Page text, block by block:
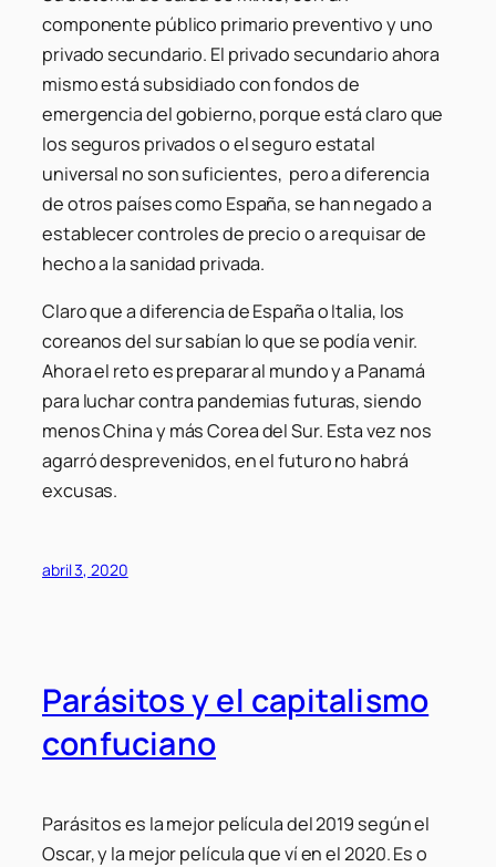
componente público primario preventivo y uno
privado secundario. El privado secundario ahora
mismo está subsidiado con fondos de
emergencia del gobierno, porque está claro que
los seguros privados o el seguro estatal
universal no son suficientes, pero a diferencia
de otros países como España, se han negado a
establecer controles de precio o a requisar de
hecho a la sanidad privada.
Claro que a diferencia de España o Italia, los
coreanos del sur sabían lo que se podía venir.
Ahora el reto es preparar al mundo y a Panamá
para luchar contra pandemias futuras, siendo
menos China y más Corea del Sur. Esta vez nos
agarró desprevenidos, en el futuro no habrá
excusas.
abril 3, 2020
Parásitos y el capitalismo
confuciano
Parásitos es la mejor película del 2019 según el
Oscar, y la mejor película que ví en el 2020. Es o